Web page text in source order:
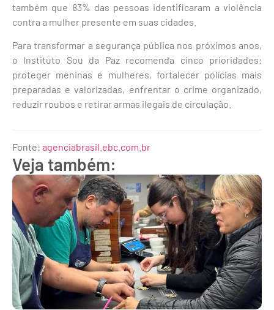
também que 83% das pessoas identificaram a violência
contra a mulher presente em suas cidades.
Para transformar a segurança pública nos próximos anos,
o Instituto Sou da Paz recomenda cinco prioridades:
proteger meninas e mulheres, fortalecer polícias mais
preparadas e valorizadas, enfrentar o crime organizado,
reduzir roubos e retirar armas ilegais de circulação.
Fonte: agenciabrasil.ebc.com.br
Veja também: